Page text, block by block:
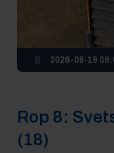
2026-08-19
Rop 8:
(18)